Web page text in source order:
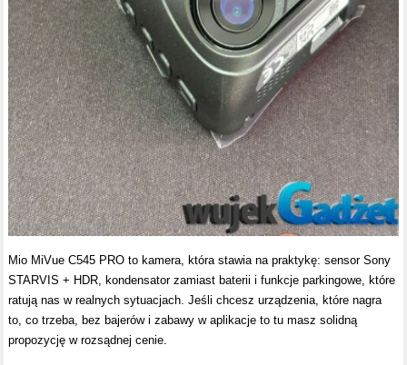
Mio MiVue C545 PRO to kamera, która stawia na praktykę: sensor Sony
STARVIS + HDR, kondensator zamiast baterii i funkcje parkingowe, które
ratują nas w realnych sytuacjach. Jeśli chcesz urządzenia, które nagra
to, co trzeba, bez bajerów i zabawy w aplikacje to tu masz solidną
propozycję w rozsądnej cenie.